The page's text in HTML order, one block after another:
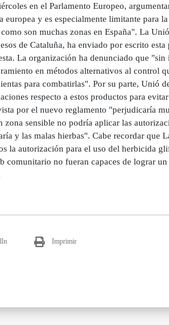
en el Parlamento Europeo,
y es especialmente limitante para
son muchas zonas en España". La
de Cataluña, ha enviado por escrito
La organización ha denunciado que
en métodos alternativos al control
para combatirlas". Por su parte, Unió
respecto a estos productos para
por el nuevo reglamento "perjudicaría
sensible no podría aplicar las
y las malas hierbas". Cabe recordar que
la autorización para el uso del herbicida
comunitario no fueran capaces de lograr
Imprimir